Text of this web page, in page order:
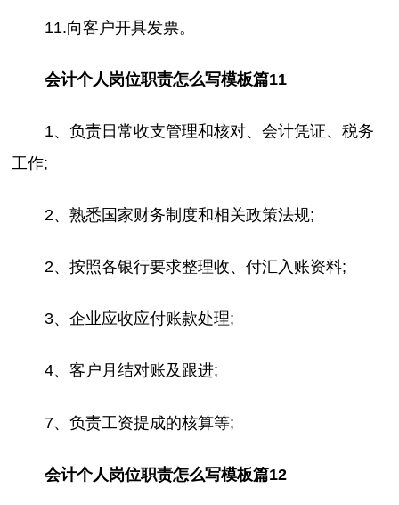
11.向客户开具发票。
会计个人岗位职责怎么写模板篇11
1、负责日常收支管理和核对、会计凭证、税务
工作;
2、熟悉国家财务制度和相关政策法规;
2、按照各银行要求整理收、付汇入账资料;
3、企业应收应付账款处理;
4、客户月结对账及跟进;
7、负责工资提成的核算等;
会计个人岗位职责怎么写模板篇12